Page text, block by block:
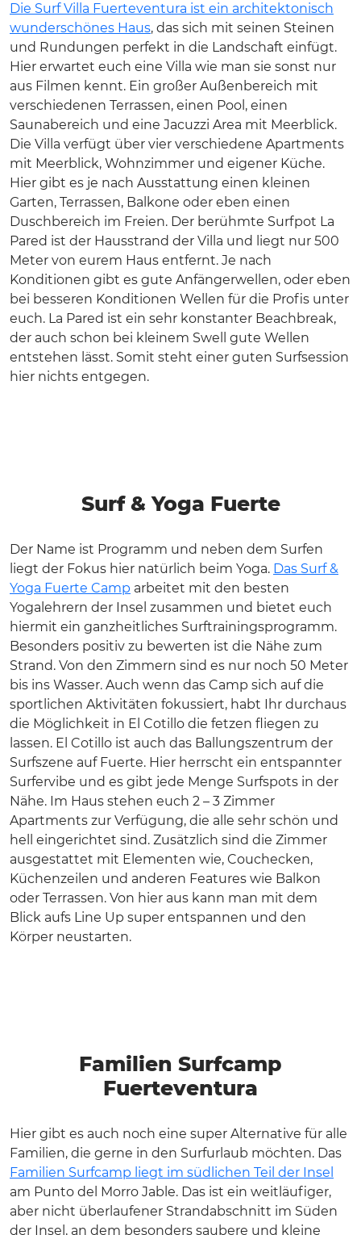
Die Surf Villa Fuerteventura ist ein architektonisch
wunderschönes Haus, das sich mit seinen Steinen
und Rundungen perfekt in die Landschaft einfügt.
Hier erwartet euch eine Villa wie man sie sonst nur
aus Filmen kennt. Ein großer Außenbereich mit
verschiedenen Terrassen, einen Pool, einen
Saunabereich und eine Jacuzzi Area mit Meerblick.
Die Villa verfügt über vier verschiedene Apartments
mit Meerblick, Wohnzimmer und eigener Küche.
Hier gibt es je nach Ausstattung einen kleinen
Garten, Terrassen, Balkone oder eben einen
Duschbereich im Freien. Der berühmte Surfpot La
Pared ist der Hausstrand der Villa und liegt nur 500
Meter von eurem Haus entfernt. Je nach
Konditionen gibt es gute Anfängerwellen, oder eben
bei besseren Konditionen Wellen für die Profis unter
euch. La Pared ist ein sehr konstanter Beachbreak,
der auch schon bei kleinem Swell gute Wellen
entstehen lässt. Somit steht einer guten Surfsession
hier nichts entgegen.
Surf & Yoga Fuerte
Der Name ist Programm und neben dem Surfen
liegt der Fokus hier natürlich beim Yoga. Das Surf &
Yoga Fuerte Camp arbeitet mit den besten
Yogalehrern der Insel zusammen und bietet euch
hiermit ein ganzheitliches Surftrainingsprogramm.
Besonders positiv zu bewerten ist die Nähe zum
Strand. Von den Zimmern sind es nur noch 50 Meter
bis ins Wasser. Auch wenn das Camp sich auf die
sportlichen Aktivitäten fokussiert, habt Ihr durchaus
die Möglichkeit in El Cotillo die fetzen fliegen zu
lassen. El Cotillo ist auch das Ballungszentrum der
Surfszene auf Fuerte. Hier herrscht ein entspannter
Surfervibe und es gibt jede Menge Surfspots in der
Nähe. Im Haus stehen euch 2 – 3 Zimmer
Apartments zur Verfügung, die alle sehr schön und
hell eingerichtet sind. Zusätzlich sind die Zimmer
ausgestattet mit Elementen wie, Couchecken,
Küchenzeilen und anderen Features wie Balkon
oder Terrassen. Von hier aus kann man mit dem
Blick aufs Line Up super entspannen und den
Körper neustarten.
Familien Surfcamp
Fuerteventura
Hier gibt es auch noch eine super Alternative für alle
Familien, die gerne in den Surfurlaub möchten. Das
Familien Surfcamp liegt im südlichen Teil der Insel
am Punto del Morro Jable. Das ist ein weitläufiger,
aber nicht überlaufener Strandabschnitt im Süden
der Insel, an dem besonders saubere und kleine